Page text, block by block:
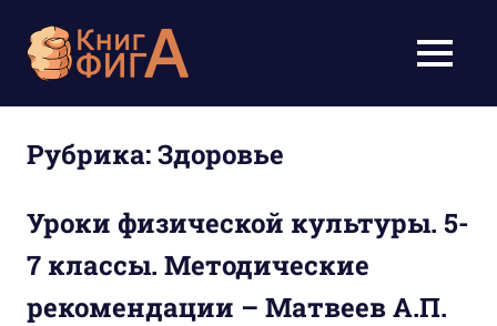
содержимому
для
школьников
класс
МЕНЮ
Рубрика:Здоровье
Уроки физической культуры. 5-
7 классы. Методические
рекомендации – Матвеев А.П.